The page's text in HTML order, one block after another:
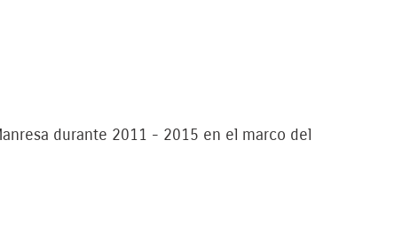
durante 2011 - 2015 en el marco del